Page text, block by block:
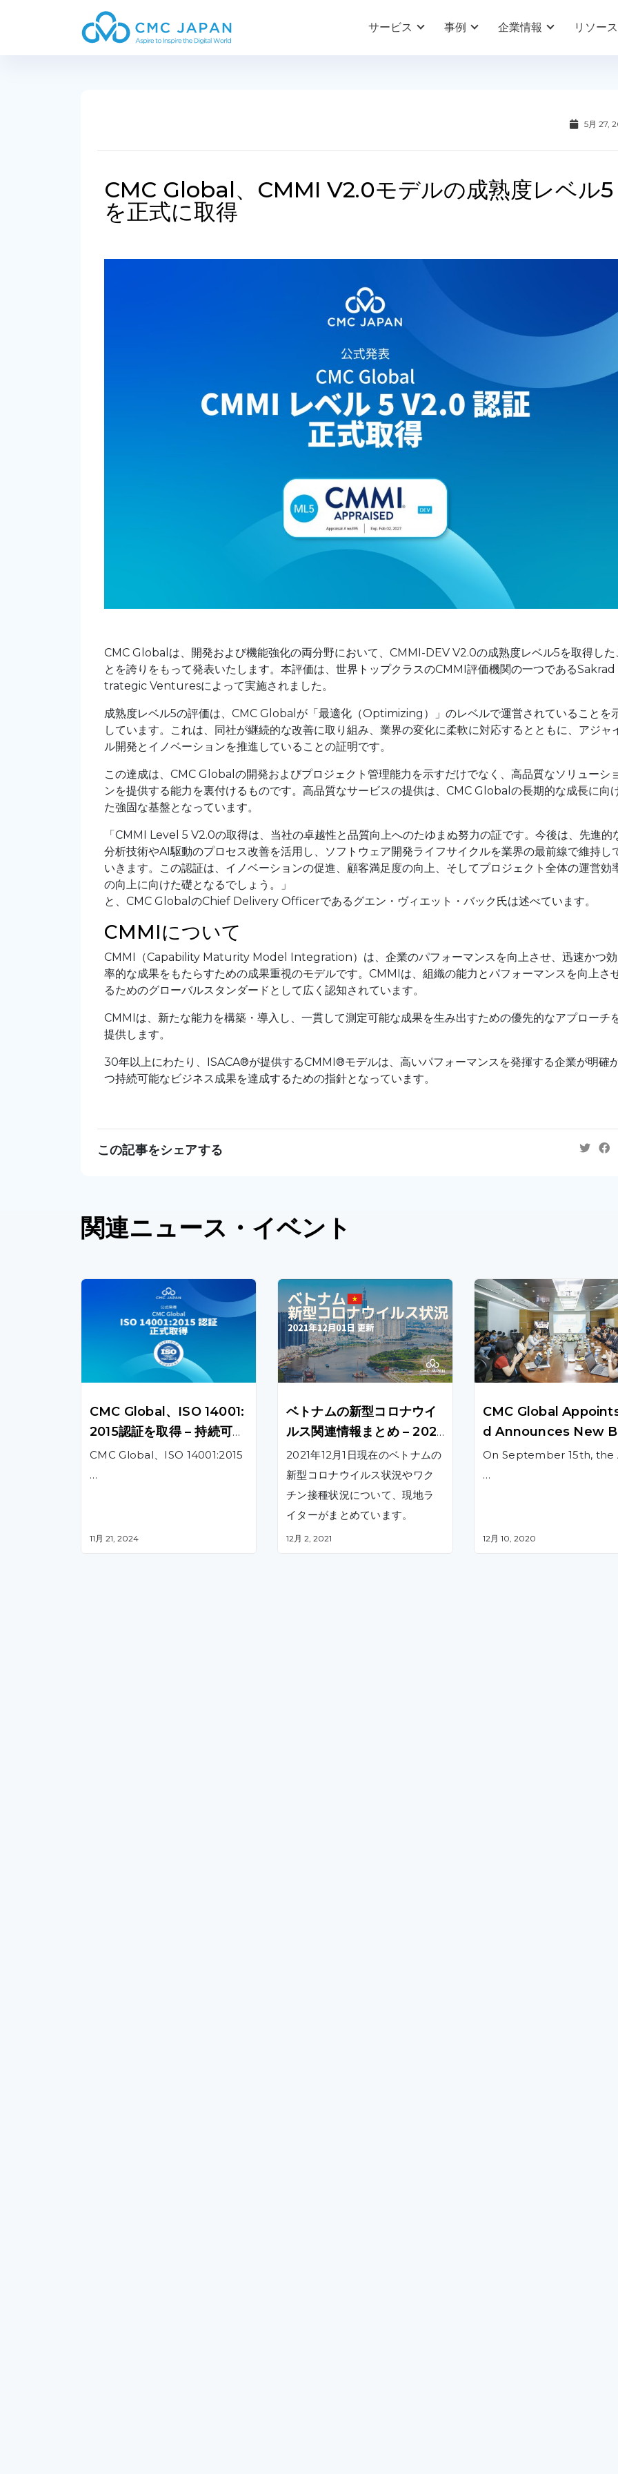
サービス 事例 企業情報 リソース
5月 27,
CMC Global、CMMI V2.0モデルの成熟度レベル5
を正式に取得
CMC Globalは、開発および機能強化の両分野において、CMMI-DEV V2.0の成熟度レベル5を取得した
とを誇りをもって発表いたします。本評価は、世界トップクラスのCMMI評価機関の一つであるSakrad
trategic Venturesによって実施されました。
成熟度レベル5の評価は、CMC Globalが「最適化（Optimizing）」のレベルで運営されていることを
しています。これは、同社が継続的な改善に取り組み、業界の変化に柔軟に対応するとともに、アジャ
ル開発とイノベーションを推進していることの証明です。
この達成は、CMC Globalの開発およびプロジェクト管理能力を示すだけでなく、高品質なソリューシ
ンを提供する能力を裏付けるものです。高品質なサービスの提供は、CMC Globalの長期的な成長に向
た強固な基盤となっています。
「CMMI Level 5 V2.0の取得は、当社の卓越性と品質向上へのたゆまぬ努力の証です。今後は、先進的
分析技術やAI駆動のプロセス改善を活用し、ソフトウェア開発ライフサイクルを業界の最前線で維持し
いきます。この認証は、イノベーションの促進、顧客満足度の向上、そしてプロジェクト全体の運営効
の向上に向けた礎となるでしょう。」
と、CMC GlobalのChief Delivery Officerであるグエン・ヴィエット・バック氏は述べています。
CMMIについて
CMMI（Capability Maturity Model Integration）は、企業のパフォーマンスを向上させ、迅速かつ効
率的な成果をもたらすための成果重視のモデルです。CMMIは、組織の能力とパフォーマンスを向上さ
るためのグローバルスタンダードとして広く認知されています。
CMMIは、新たな能力を構築・導入し、一貫して測定可能な成果を生み出すための優先的なアプローチ
提供します。
30年以上にわたり、ISACA®が提供するCMMI®モデルは、高いパフォーマンスを発揮する企業が明確
つ持続可能なビジネス成果を達成するための指針となっています。
この記事をシェアする
関連ニュース ・イベント
CMC Global、ISO 14001:
2015認証を取得 – 持続可能
な成長への取り組みを強化
CMC Global、ISO 14001:2015
…
11月 21, 2024
ベトナムの新型コロナウイ
ルス関連情報まとめ – 2021
年12月1日更新
2021年12月1日現在のベトナムの
新型コロナウイルス状況やワク
チン接種状況について、現地ラ
イターがまとめています。
12月 2, 2021
CMC Global
d Announces New
d of Directors
On September 15th, the
…
12月 10, 2020